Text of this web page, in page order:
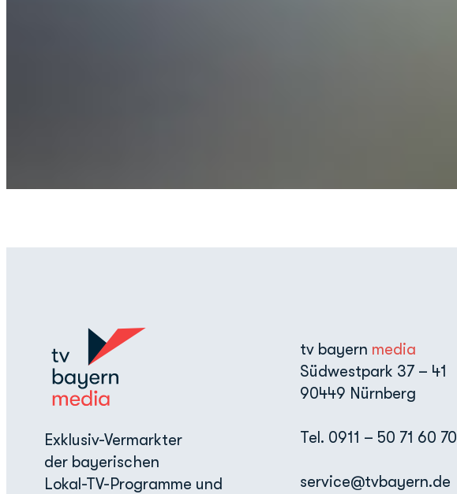
Exklusiv-Vermarkter
der bayerischen
Lokal-TV-Programme und
tv bayern media
Südwestpark 37 – 41
90449 Nürnberg
Tel. 0911 – 50 71 60 70
service@tvbayern.de